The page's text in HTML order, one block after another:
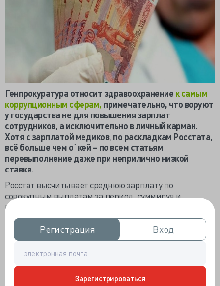
Регистрация
Регистрация Вход
Вход
Зарегистрироваться
Генпрокуратура относит здравоохранение к самым
коррупционным сферам, примечательно, что воруют
у государства не для повышения зарплат
сотрудников, а исключительно в личный карман.
Хотя с зарплатой медиков, по раскладкам Росстата,
всё больше чем о`кей – по всем статьям
перевыполнение даже при неприлично низкой
ставке.
Росстат высчитывает среднюю зарплату по
совокупным выплатам за период, суммируя и
кратковременные ковидные выплаты, и замещение
коллег, и нечаянно оплаченные переработки, тогда
как сами медики при оценке своих трудов
ориентируются на непристойно убогий оклад. Цель
Росстата оправдывает средства, потому и выходит,
что в 2020 году требования майского указа
президента по росту зарплат врачей были
выполнены с лихвой, достигнув аж 220% к средней